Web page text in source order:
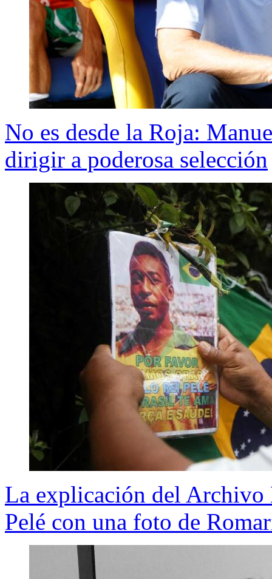
No es desde la Roja:
dirigir a poderosa selección
La explicación del Archivo
Pelé con una foto de